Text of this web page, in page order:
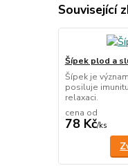
Související
Šípek plod a
Šípek je
posiluje
relaxaci.
cena od
78 Kč/ks